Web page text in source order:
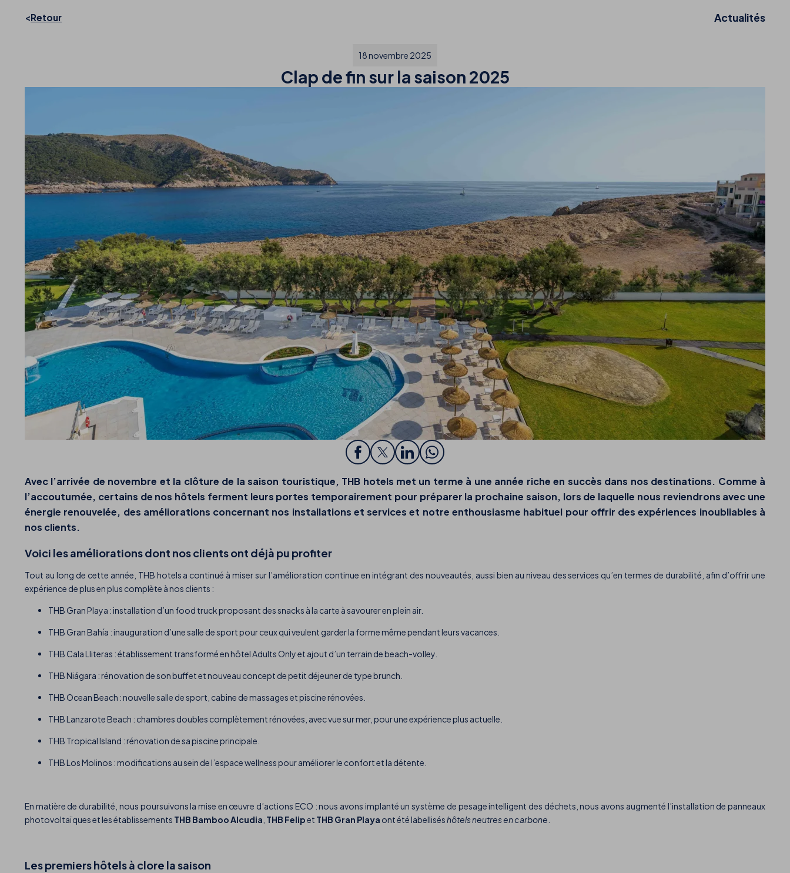
Retour Actualités
18 novembre 2025
Clap de fin sur la saison 2025
Avec l’arrivée de novembre et la clôture de la saison touristique, THB hotels met un terme à une année riche en succès dans nos destinations. Comme à
l’accoutumée, certains de nos hôtels ferment leurs portes temporairement pour préparer la prochaine saison, lors de laquelle nous reviendrons avec une
énergie renouvelée, des améliorations concernant nos installations et services et notre enthousiasme habituel pour offrir des expériences inoubliables à
nos clients.
Voici les améliorations dont nos clients ont déjà pu profiter
Tout au long de cette année, THB hotels a continué à miser sur l’amélioration continue en intégrant des nouveautés, aussi bien au niveau des services qu’en termes de durabilité, afin d’offrir une
expérience de plus en plus complète à nos clients :
THB Gran Playa : installation d’un food truck proposant des snacks à la carte à savourer en plein air.
THB Gran Bahía : inauguration d’une salle de sport pour ceux qui veulent garder la forme même pendant leurs vacances.
THB Cala Lliteras : établissement transformé en hôtel Adults Only et ajout d’un terrain de beach-volley.
THB Niágara : rénovation de son buffet et nouveau concept de petit déjeuner de type brunch.
THB Ocean Beach : nouvelle salle de sport, cabine de massages et piscine rénovées.
THB Lanzarote Beach : chambres doubles complètement rénovées, avec vue sur mer, pour une expérience plus actuelle.
THB Tropical Island : rénovation de sa piscine principale.
THB Los Molinos : modifications au sein de l’espace wellness pour améliorer le confort et la détente.
En matière de durabilité, nous poursuivons la mise en œuvre d’actions ECO : nous avons implanté un système de pesage intelligent des déchets, nous avons augmenté l’installation de panneaux
photovoltaïques et les établissements THB Bamboo Alcudia THB Felipet THB Gran Playa ont été labelliséshôtels neutres en carbone
Les premiers hôtels à clore la saison